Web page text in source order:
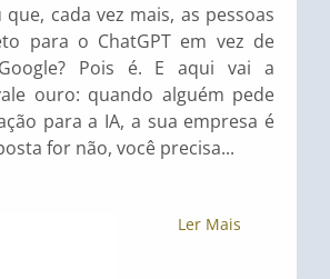
cada vez mais, as pessoas
para o ChatGPT em vez de
Pois é. E aqui vai a
ouro: quando alguém pede
para a IA, a sua empresa é
for não, você precisa...
Ler Mais